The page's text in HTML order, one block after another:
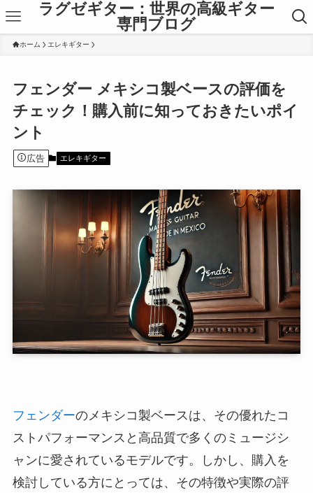
ラグゼギター：世界の高級ギター
専門ブログ
ホーム エレキギター
フェンダー メキシコ製ベースの評価を
チェック！購入前に知っておきたいポイ
ント
広告 エレキギター
フェンダーのメキシコ製ベースは、その優れたコ
ストパフォーマンスと高品質で多くのミュージシ
ャンに愛されているモデルです。しかし、購入を
検討している方にとっては、その特徴や実際の評